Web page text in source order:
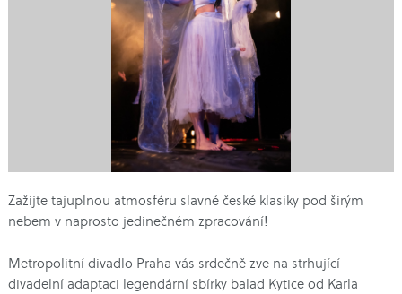
Zažijte tajuplnou atmosféru slavné české klasiky pod širým
nebem v naprosto jedinečném zpracování!
Metropolitní divadlo Praha vás srdečně zve na strhující
divadelní adaptaci legendární sbírky balad Kytice od Karla